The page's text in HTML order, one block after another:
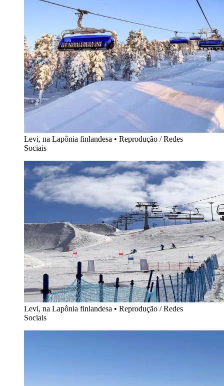
Levi, na Lapônia finlandesa • Reprodução / Redes
Sociais
Levi, na Lapônia finlandesa • Reprodução / Redes
Sociais